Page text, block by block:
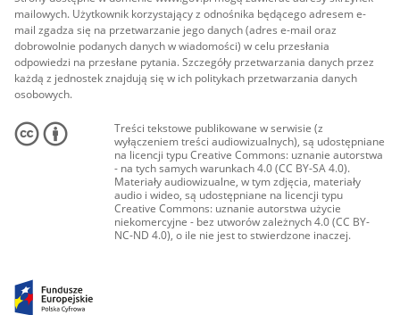
mailowych. Użytkownik korzystający z odnośnika będącego adresem e-
mail zgadza się na przetwarzanie jego danych (adres e-mail oraz
dobrowolnie podanych danych w wiadomości) w celu przesłania
odpowiedzi na przesłane pytania. Szczegóły przetwarzania danych przez
każdą z jednostek znajdują się w ich politykach przetwarzania danych
osobowych.
Treści tekstowe publikowane w serwisie (z
wyłączeniem treści audiowizualnych), są udostępniane
na licencji typu Creative Commons: uznanie autorstwa
- na tych samych warunkach 4.0 (CC BY-SA 4.0).
Materiały audiowizualne, w tym zdjęcia, materiały
audio i wideo, są udostępniane na licencji typu
Creative Commons: uznanie autorstwa użycie
niekomercyjne - bez utworów zależnych 4.0 (CC BY-
NC-ND 4.0), o ile nie jest to stwierdzone inaczej.